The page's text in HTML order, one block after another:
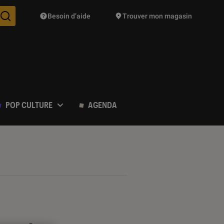
Des suggestions de produits vont vous être proposées
Besoin d’aide Trouver mon magasin
POP CULTURE AGENDA